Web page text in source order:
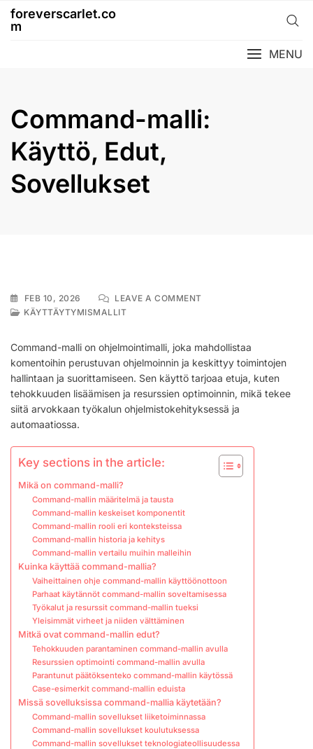
Skipforeverscarlet.co
m
MENU
Command-malli:
Käyttö, Edut,
Sovellukset
FEB 10, 2026 LEAVE A COMMENTON
EDUT,
SOVELLUKSET
KÄYTTÄYTYMISMALLIT
Command-malli on ohjelmointimalli, joka mahdollistaa
komentoihin perustuvan ohjelmoinnin ja keskittyy toimintojen
hallintaan ja suorittamiseen. Sen käyttö tarjoaa etuja, kuten
tehokkuuden lisäämisen ja resurssien optimoinnin, mikä tekee
siitä arvokkaan työkalun ohjelmistokehityksessä ja
automaatiossa.
Key sections in the article:
Mikä on command-malli?
Command-mallin määritelmä ja tausta
Command-mallin keskeiset komponentit
Command-mallin rooli eri konteksteissa
Command-mallin historia ja kehitys
Command-mallin vertailu muihin malleihin
Kuinka käyttää command-mallia?
Vaiheittainen ohje command-mallin käyttöönottoon
Parhaat käytännöt command-mallin soveltamisessa
Työkalut ja resurssit command-mallin tueksi
Yleisimmät virheet ja niiden välttäminen
Mitkä ovat command-mallin edut?
Tehokkuuden parantaminen command-mallin avulla
Resurssien optimointi command-mallin avulla
Parantunut päätöksenteko command-mallin käytössä
Case-esimerkit command-mallin eduista
Missä sovelluksissa command-mallia käytetään?
Command-mallin sovellukset liiketoiminnassa
Command-mallin sovellukset koulutuksessa
Command-mallin sovellukset teknologiateollisuudessa